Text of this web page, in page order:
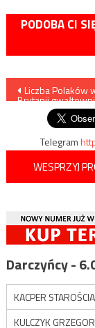
PODOBA CI
wpisu
Liczba Polaków
Brytanii
Telegram
WESPRZYJ
Darczyńcy -
KACPER
KULCZYK